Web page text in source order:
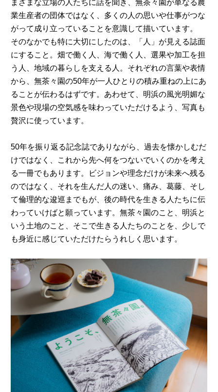
まざまな立場の人たちに話を聞き、無茶々園が単なる農
業生産者の団体ではなく、多くの人の思いや仕事がつな
がって成り立っていることを意識して描いています。
そのなかでも特に大切にしたのは、「人」が見える誌面
にすること。畑で働く人、海で働く人、選果や加工を担
う人、地域の暮らしを支える人。それぞれの言葉や表情
から、無茶々園の50年が一人ひとりの積み重ねの上にあ
ることが伝わるはずです。あわせて、明浜の風光明媚な
景色や現場の空気感を味わっていただけるよう、写真も
贅沢に使っています。
50年を振り返る記念誌でありながら、過去を懐かしむだ
けではなく、これから先へ何をつないでいくのかを考え
る一冊でもあります。ビジョンや理念だけが未来へ残る
のではなく、それを生んだ人の迷い、痛み、葛藤、そし
て倫理的な逡巡までもが、後の時代を生きる人たちに伝
わっていけばと願っています。無茶々園のこと、明浜と
いう土地のこと、そこで生きる人たちのことを、少しで
も身近に感じていただけたらうれしく思います。